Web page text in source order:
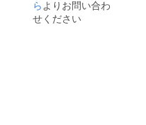
に本が
出版さ
れてい
ら よりお問い合わ
せください